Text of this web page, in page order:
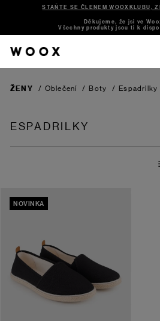
STAŇTE SE ČLENEM WOOXKLUBU,
Děkujeme, že jsi ve
Všechny produkty jsou ti k
ŽENY / Oblečení / Boty / Espadrilky
ESPADRILKY
NOVINKA